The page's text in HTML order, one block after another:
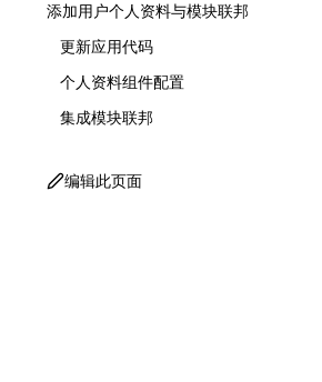
添加用户个人资料与模块联邦
更新应用代码
个人资料组件配置
集成模块联邦
编辑此页面